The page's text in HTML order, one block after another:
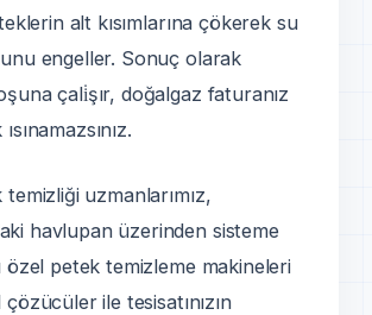
alt kısımlarına çökerek su
engeller. Sonuç olarak
çali̇şır, doğalgaz faturanız
uzmanlarımız,
havlupan üzerinden sisteme
özel petek temizleme makineleri
ile tesisatınızın